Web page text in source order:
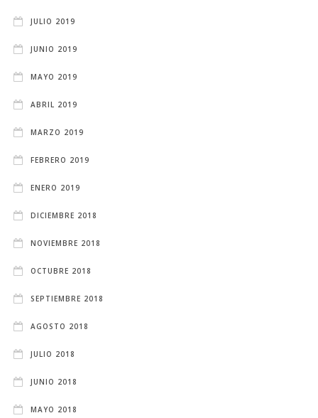
JULIO 2019
JUNIO 2019
MAYO 2019
ABRIL 2019
MARZO 2019
FEBRERO 2019
ENERO 2019
DICIEMBRE 2018
NOVIEMBRE 2018
OCTUBRE 2018
SEPTIEMBRE 2018
AGOSTO 2018
JULIO 2018
JUNIO 2018
MAYO 2018